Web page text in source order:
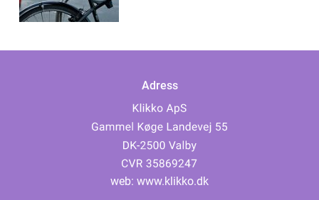
Adress
web: www.klikko.dk